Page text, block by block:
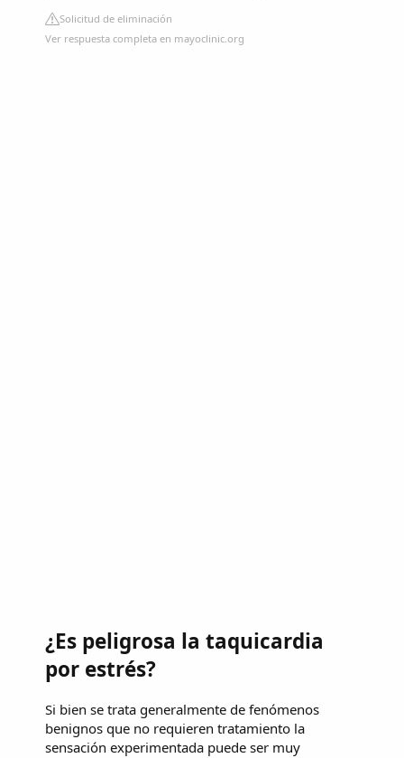
Solicitud de eliminación
Ver respuesta completa en mayoclinic.org
¿Es peligrosa la taquicardia
por estrés?
Si bien se trata generalmente de fenómenos
benignos que no requieren tratamiento la
sensación experimentada puede ser muy